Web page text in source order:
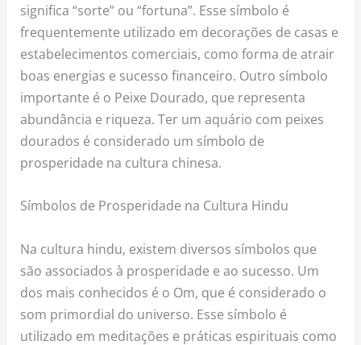
significa “sorte” ou “fortuna”. Esse símbolo é
frequentemente utilizado em decorações de casas e
estabelecimentos comerciais, como forma de atrair
boas energias e sucesso financeiro. Outro símbolo
importante é o Peixe Dourado, que representa
abundância e riqueza. Ter um aquário com peixes
dourados é considerado um símbolo de
prosperidade na cultura chinesa.
Símbolos de Prosperidade na Cultura Hindu
Na cultura hindu, existem diversos símbolos que
são associados à prosperidade e ao sucesso. Um
dos mais conhecidos é o Om, que é considerado o
som primordial do universo. Esse símbolo é
utilizado em meditações e práticas espirituais como